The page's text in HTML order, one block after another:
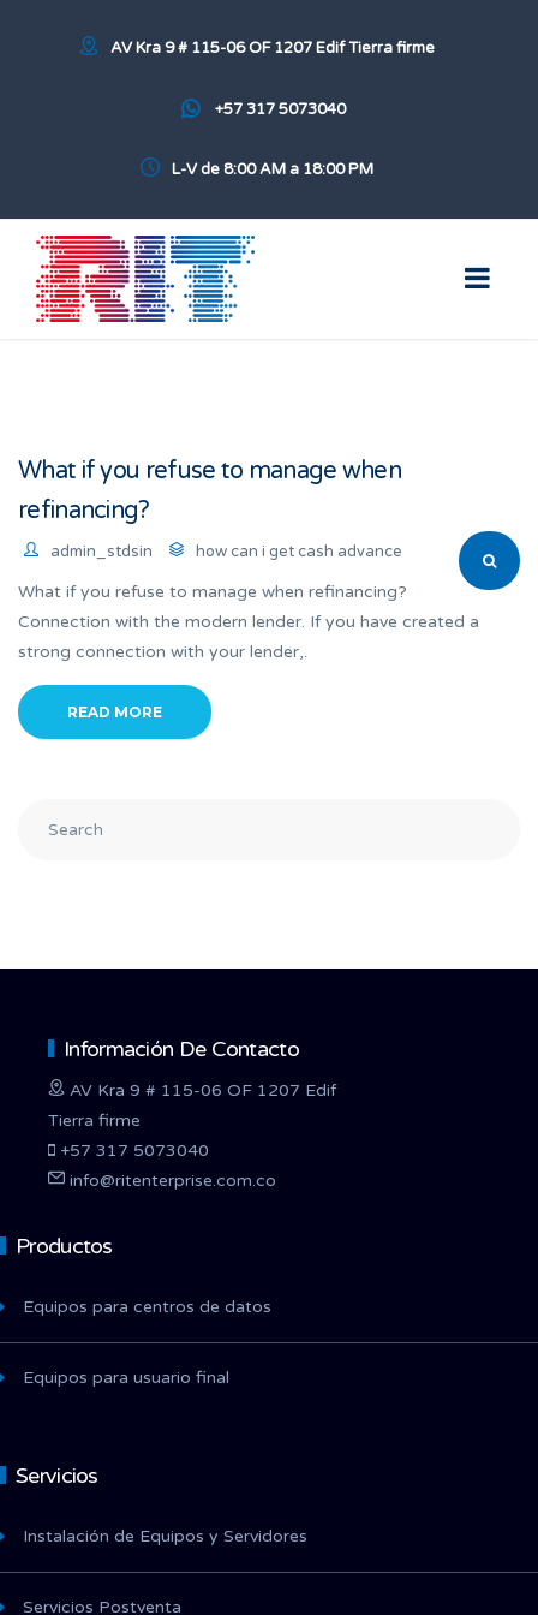
AV Kra 9 # 115-06 OF 1207 Edif Tierra firme
+57 317 5073040
L-V de 8:00 AM a 18:00 PM
What if you refuse to manage when
refinancing?
admin_stdsin how can i get cash advance
What if you refuse to manage when refinancing?
Connection with the modern lender. If you have created a
strong connection with your lender,.
READ MORE
Información De Contacto
AV Kra 9 # 115-06 OF 1207 Edif
Tierra firme
+57 317 5073040
info@ritenterprise.com.co
Productos
Equipos para centros de datos
Equipos para usuario final
Servicios
Instalación de Equipos y Servidores
Servicios Postventa